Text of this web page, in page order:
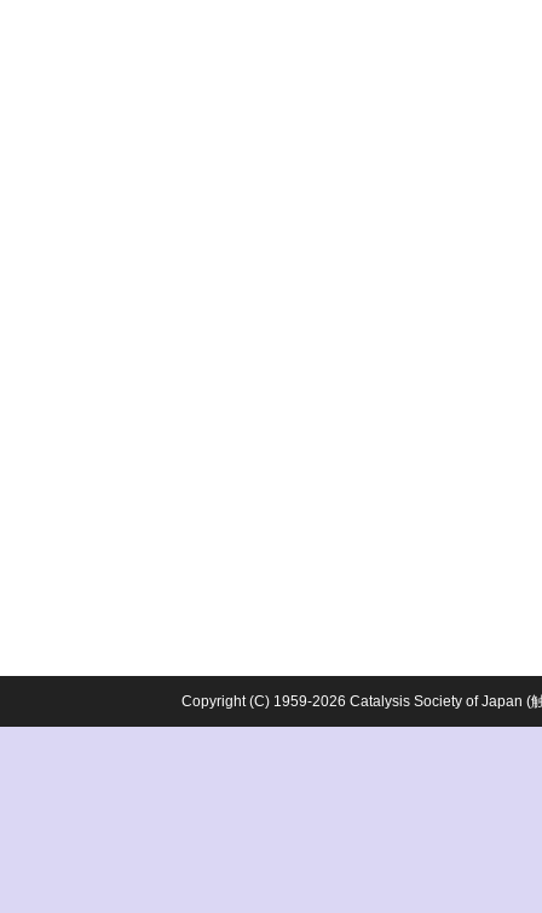
Copyright (C) 1959-2026 Catalysis Society of Japan (